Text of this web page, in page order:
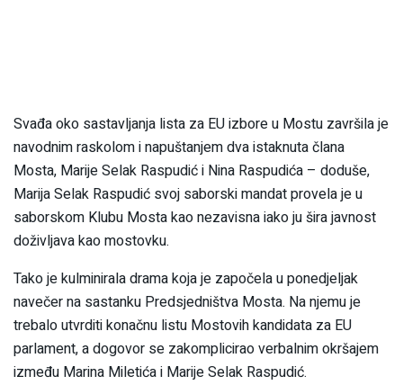
Svađa oko sastavljanja lista za EU izbore u Mostu završila je
navodnim raskolom i napuštanjem dva istaknuta člana
Mosta, Marije Selak Raspudić i Nina Raspudića – doduše,
Marija Selak Raspudić svoj saborski mandat provela je u
saborskom Klubu Mosta kao nezavisna iako ju šira javnost
doživljava kao mostovku.
Tako je kulminirala drama koja je započela u ponedjeljak
navečer na sastanku Predsjedništva Mosta. Na njemu je
trebalo utvrditi konačnu listu Mostovih kandidata za EU
parlament, a dogovor se zakomplicirao verbalnim okršajem
između Marina Miletića i Marije Selak Raspudić.